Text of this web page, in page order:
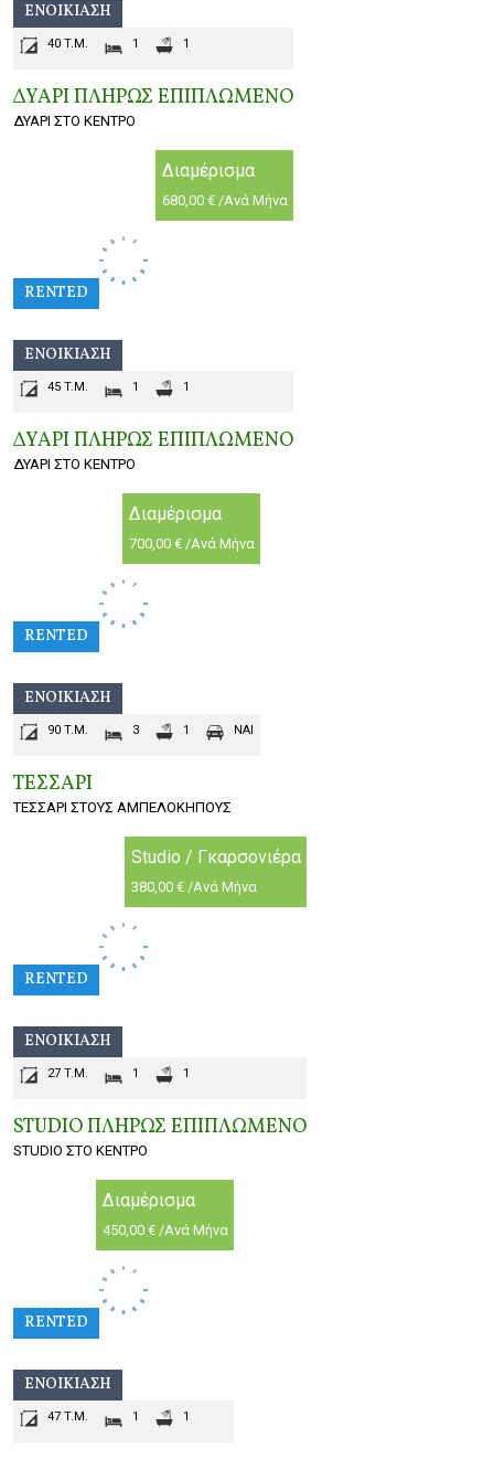
ΕΝΟΙΚΊΑΣΗ
40 T.M. 1 1
ΔΥΑΡΙ ΠΛΗΡΩΣ ΕΠΙΠΛΩΜΕΝΟ
ΔΥΑΡΙ ΣΤΟ ΚΕΝΤΡΟ
RENTED
ΕΝΟΙΚΊΑΣΗ
Διαμέρισμα
680,00 € /Ανά Μήνα
45 T.M. 1 1
ΔΥΑΡΙ ΠΛΗΡΩΣ ΕΠΙΠΛΩΜΕΝΟ
ΔΥΑΡΙ ΣΤΟ ΚΕΝΤΡΟ
RENTED
ΕΝΟΙΚΊΑΣΗ
Διαμέρισμα
700,00 € /Ανά Μήνα
90 T.M. 3 1 ΝΑΙ
ΤΕΣΣΑΡΙ
ΤΕΣΣΑΡΙ ΣΤΟΥΣ ΑΜΠΕΛΟΚΗΠΟΥΣ
RENTED
ΕΝΟΙΚΊΑΣΗ
Studio / Γκαρσονιέρα
380,00 € /Ανά Μήνα
27 T.M. 1 1
STUDIO ΠΛΗΡΩΣ ΕΠΙΠΛΩΜΕΝO
STUDIO ΣΤΟ ΚΕΝΤΡΟ
RENTED
ΕΝΟΙΚΊΑΣΗ
Διαμέρισμα
450,00 € /Ανά Μήνα
47 T.M. 1 1